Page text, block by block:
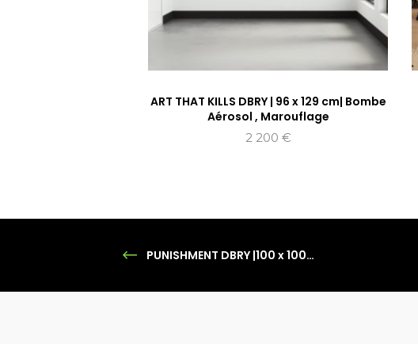
ART THAT KILLS DBRY | 96 x 129 cm| Bombe
Aérosol , Marouflage
2 200 €
PUNISHMENT DBRY |100 x 100cm | Bombe Aérosol | Box américaine